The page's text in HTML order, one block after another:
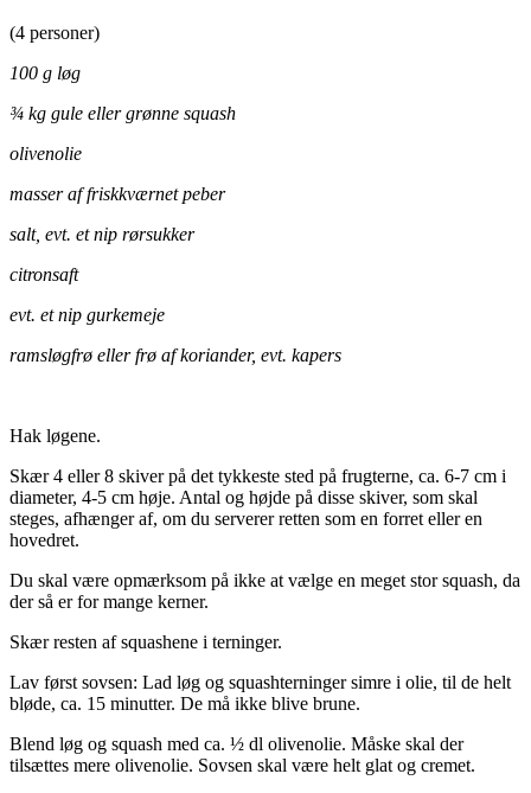
(4 personer)
100 g løg
¾ kg gule eller grønne squash
olivenolie
masser af friskkværnet peber
salt, evt. et nip rørsukker
citronsaft
evt. et nip gurkemeje
ramsløgfrø eller frø af koriander, evt. kapers
Hak løgene.
Skær 4 eller 8 skiver på det tykkeste sted på frugterne, ca. 6-7 cm i
diameter, 4-5 cm høje. Antal og højde på disse skiver, som skal
steges, afhænger af, om du serverer retten som en forret eller en
hovedret.
Du skal være opmærksom på ikke at vælge en meget stor squash, da
der så er for mange kerner.
Skær resten af squashene i terninger.
Lav først sovsen: Lad løg og squashterninger simre i olie, til de helt
bløde, ca. 15 minutter. De må ikke blive brune.
Blend løg og squash med ca. ½ dl olivenolie. Måske skal der
tilsættes mere olivenolie. Sovsen skal være helt glat og cremet.